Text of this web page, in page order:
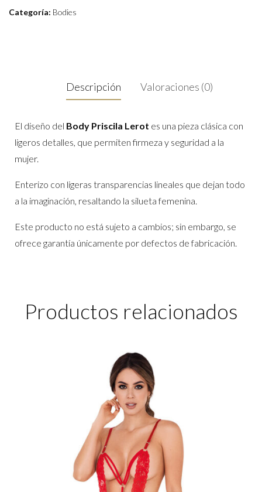
Categoría: Bodies
Descripción Valoraciones (0)
El diseño del Body Priscila Lerot es una pieza clásica con
ligeros detalles, que permiten firmeza y seguridad a la
mujer.
Enterizo con ligeras transparencias lineales que dejan todo
a la imaginación, resaltando la silueta femenina.
Este producto no está sujeto a cambios; sin embargo, se
ofrece garantía únicamente por defectos de fabricación.
Productos relacionados